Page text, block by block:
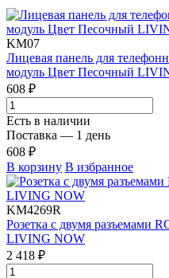
KM07
Лицевая панель для
модуль Цвет Песочный
608 ₽
Есть в наличии
Поставка — 1 день
608 ₽
В корзину В избранное
KM4269R
Розетка с двумя разъемами
LIVING NOW
2 418 ₽